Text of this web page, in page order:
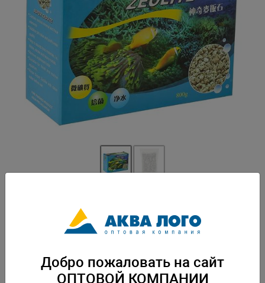
Содержит в своём составе различные минералы и микроэлементы.
Стабилизирует значение рН и очищает воду. Способствует
Добро пожаловать на сайт
ОПТОВОЙ КОМПАНИИ